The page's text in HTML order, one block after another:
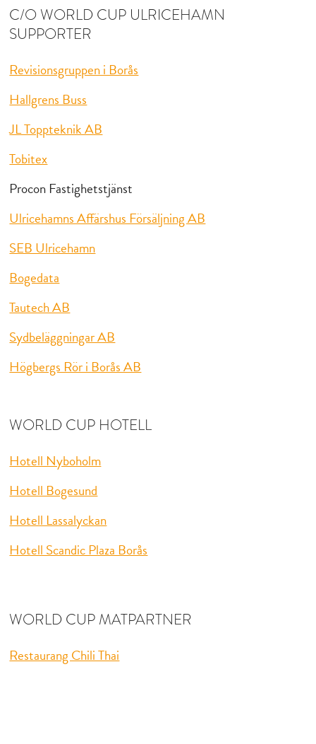
C/O WORLD CUP ULRICEHAMN
SUPPORTER
Revisionsgruppen i Borås
Hallgrens Buss
JL Toppteknik AB
Tobitex
Procon Fastighetstjänst
Ulricehamns Affärshus Försäljning AB
SEB Ulricehamn
Bogedata
Tautech AB
Sydbeläggningar AB
Högbergs Rör i Borås AB
WORLD CUP HOTELL
Hotell Nyboholm
Hotell Bogesund
Hotell Lassalyckan
Hotell Scandic Plaza Borås
WORLD CUP MATPARTNER
Restaurang Chili Thai